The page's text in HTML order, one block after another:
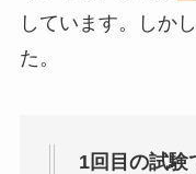
しています。しか
た。
1回目の試験